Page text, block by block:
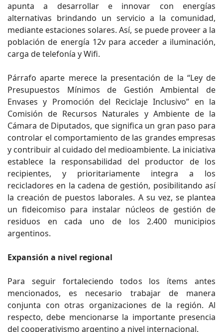
apunta a desarrollar e innovar con energías
alternativas brindando un servicio a la comunidad,
mediante estaciones solares. Así, se puede proveer a la
población de energía 12v para acceder a iluminación,
carga de telefonía y Wifi.
Párrafo aparte merece la presentación de la “Ley de
Presupuestos Mínimos de Gestión Ambiental de
Envases y Promoción del Reciclaje Inclusivo” en la
Comisión de Recursos Naturales y Ambiente de la
Cámara de Diputados, que significa un gran paso para
controlar el comportamiento de las grandes empresas
y contribuir al cuidado del medioambiente. La iniciativa
establece la responsabilidad del productor de los
recipientes, y prioritariamente integra a los
recicladores en la cadena de gestión, posibilitando así
la creación de puestos laborales. A su vez, se plantea
un fideicomiso para instalar núcleos de gestión de
residuos en cada uno de los 2.400 municipios
argentinos.
Expansión a nivel regional
Para seguir fortaleciendo todos los ítems antes
mencionados, es necesario trabajar de manera
conjunta con otras organizaciones de la región. Al
respecto, debe mencionarse la importante presencia
del cooperativismo argentino a nivel internacional.